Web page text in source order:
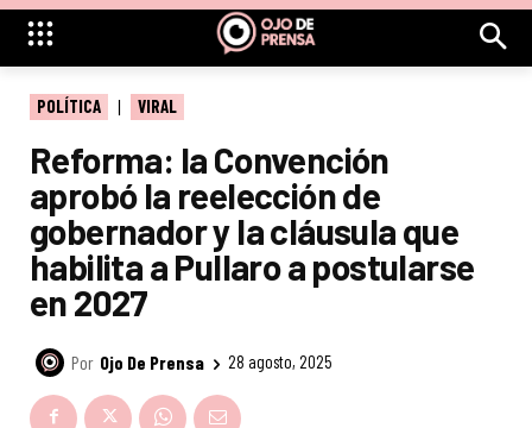
POLÍTICA VIRAL
Reforma: la Convención
aprobó la reelección de
gobernador y la cláusula que
habilita a Pullaro a postularse
en 2027
Por Ojo De Prensa 28 agosto, 2025